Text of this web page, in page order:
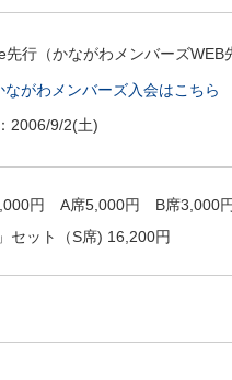
先行（かながわメンバーズWEB
ながわメンバーズ入会はこちら
2006/9/2(土)
円 A席5,000円 B席3,000
セット（S席) 16,200円